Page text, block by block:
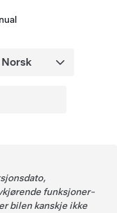
funksjoner-
bilen kanskje ikke